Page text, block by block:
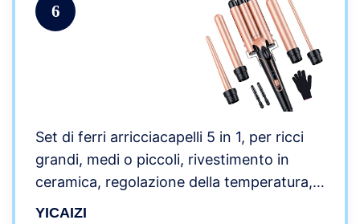
6
Set di ferri arricciacapelli 5 in 1, per ricci
grandi, medi o piccoli, rivestimento in
ceramica, regolazione della temperatura,
riscaldamento rapido, con guanto e 2 clip
YICAIZI